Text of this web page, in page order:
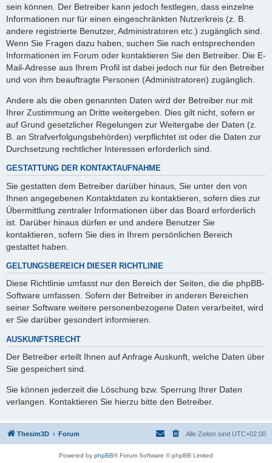
sein können. Der Betreiber kann jedoch festlegen, dass einzelne
Informationen nur für einen eingeschränkten Nutzerkreis (z. B.
andere registrierte Benutzer, Administratoren etc.) zugänglich sind.
Wenn Sie Fragen dazu haben, suchen Sie nach entsprechenden
Informationen im Forum oder kontaktieren Sie den Betreiber. Die E-
Mail-Adresse aus Ihrem Profil ist dabei jedoch nur für den Betreiber
und von ihm beauftragte Personen (Administratoren) zugänglich.
Andere als die oben genannten Daten wird der Betreiber nur mit
Ihrer Zustimmung an Dritte weitergeben. Dies gilt nicht, sofern er
auf Grund gesetzlicher Regelungen zur Weitergabe der Daten (z.
B. an Strafverfolgungsbehörden) verpflichtet ist oder die Daten zur
Durchsetzung rechtlicher Interessen erforderlich sind.
GESTATTUNG DER KONTAKTAUFNAHME
Sie gestatten dem Betreiber darüber hinaus, Sie unter den von
Ihnen angegebenen Kontaktdaten zu kontaktieren, sofern dies zur
Übermittlung zentraler Informationen über das Board erforderlich
ist. Darüber hinaus dürfen er und andere Benutzer Sie
kontaktieren, sofern Sie dies in Ihrem persönlichen Bereich
gestattet haben.
GELTUNGSBEREICH DIESER RICHTLINIE
Diese Richtlinie umfasst nur den Bereich der Seiten, die die phpBB-
Software umfassen. Sofern der Betreiber in anderen Bereichen
seiner Software weitere personenbezogene Daten verarbeitet, wird
er Sie darüber gesondert informieren.
AUSKUNFTSRECHT
Der Betreiber erteilt Ihnen auf Anfrage Auskunft, welche Daten über
Sie gespeichert sind.
Sie können jederzeit die Löschung bzw. Sperrung Ihrer Daten
verlangen. Kontaktieren Sie hierzu bitte den Betreiber.
Thesim3D Forum Alle Zeiten sind UTC+02:00
Powered by phpBB® Forum Software © phpBB Limited